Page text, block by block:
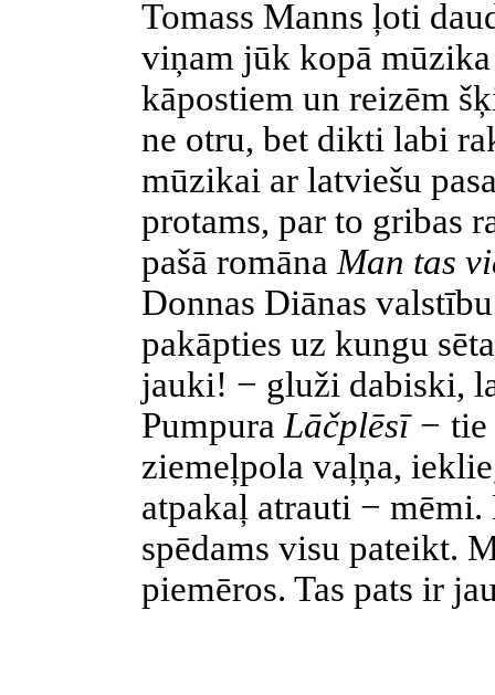
Tomass Manns ļoti
viņam jūk kopā
kāpostiem un reizēm
ne otru, bet dikti labi
mūzikai ar latviešu
protams, par to gribas
pašā romāna Man tas
Donnas Diānas
pakāpties uz kungu
jauki! − gluži dabiski,
Pumpura Lāčplēsī −
ziemeļpola vaļņa,
atpakaļ atrauti −
spēdams visu pateikt.
piemēros. Tas pats ir